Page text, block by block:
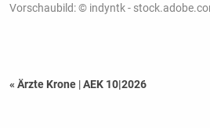
Vorschaubild: © indyntk -
« Ärzte Krone |AEK 10|2026